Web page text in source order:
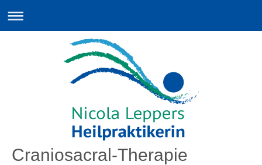
Craniosacral-Therapie